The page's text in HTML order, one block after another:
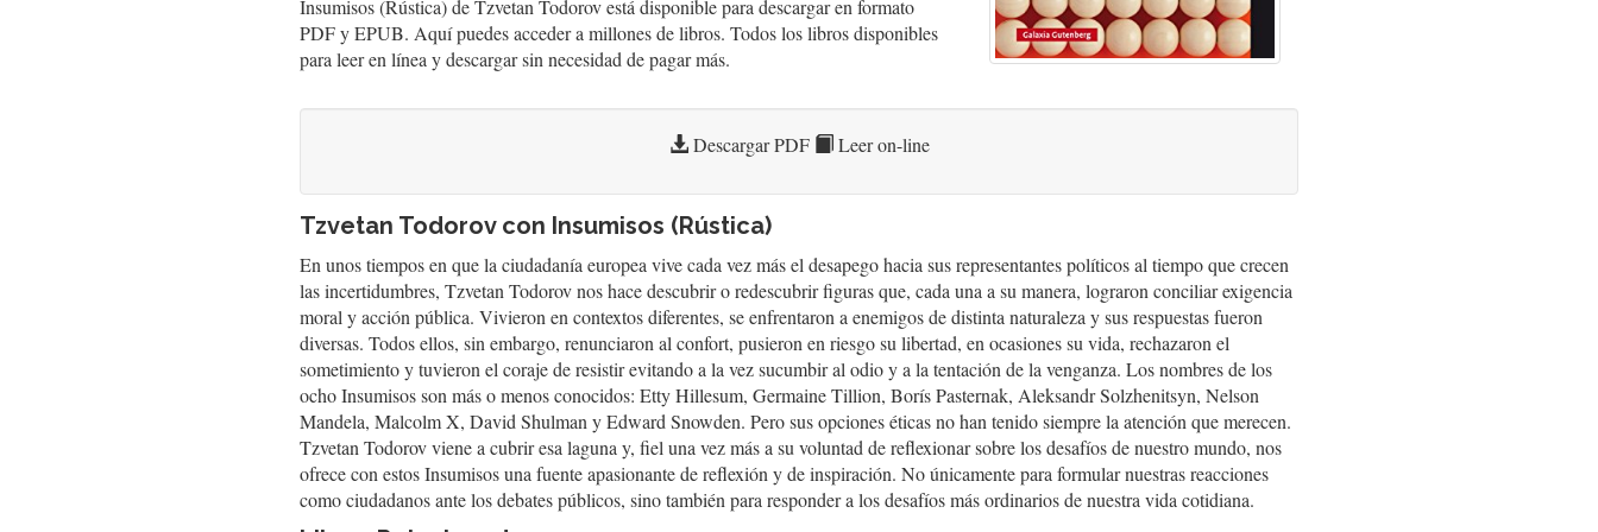
Insumisos (Rústica) de Tzvetan Todorov está disponible para descargar en formato
PDF y EPUB. Aquí puedes acceder a millones de libros. Todos los libros disponibles
para leer en línea y descargar sin necesidad de pagar más.
Descargar PDF Leer on-line
Tzvetan Todorov con Insumisos (Rústica)
En unos tiempos en que la ciudadanía europea vive cada vez más el desapego hacia sus representantes políticos al tiempo que crecen
las incertidumbres, Tzvetan Todorov nos hace descubrir o redescubrir figuras que, cada una a su manera, lograron conciliar exigencia
moral y acción pública. Vivieron en contextos diferentes, se enfrentaron a enemigos de distinta naturaleza y sus respuestas fueron
diversas. Todos ellos, sin embargo, renunciaron al confort, pusieron en riesgo su libertad, en ocasiones su vida, rechazaron el
sometimiento y tuvieron el coraje de resistir evitando a la vez sucumbir al odio y a la tentación de la venganza. Los nombres de los
ocho Insumisos son más o menos conocidos: Etty Hillesum, Germaine Tillion, Borís Pasternak, Aleksandr Solzhenitsyn, Nelson
Mandela, Malcolm X, David Shulman y Edward Snowden. Pero sus opciones éticas no han tenido siempre la atención que merecen.
Tzvetan Todorov viene a cubrir esa laguna y, fiel una vez más a su voluntad de reflexionar sobre los desafíos de nuestro mundo, nos
ofrece con estos Insumisos una fuente apasionante de reflexión y de inspiración. No únicamente para formular nuestras reacciones
como ciudadanos ante los debates públicos, sino también para responder a los desafíos más ordinarios de nuestra vida cotidiana.